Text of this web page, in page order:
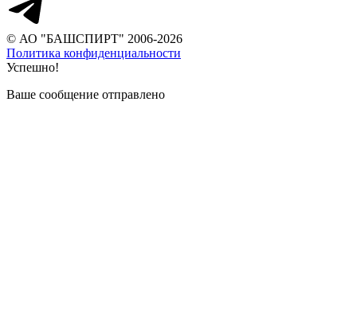
© АО "БАШСПИРТ" 2006-2026
Политика конфиденциальности
Успешно!
Ваше сообщение отправлено